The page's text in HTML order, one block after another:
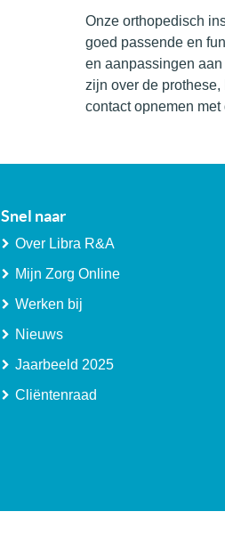
Onze orthopedisch
goed passende en
en aanpassingen
zijn over de
contact opnemen
Snel naar
Over Libra R&A
Mijn Zorg Online
Werken bij
Nieuws
Jaarbeeld 2025
Cliëntenraad